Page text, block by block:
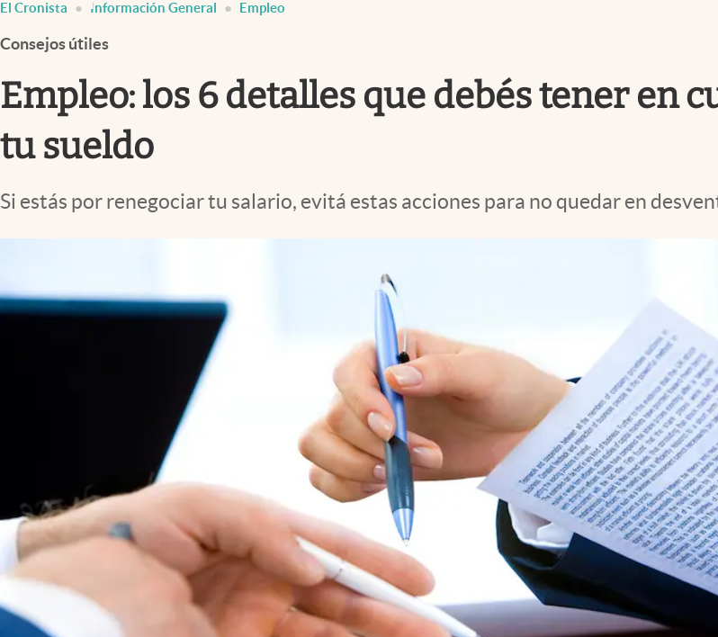
Infotechnology
Clase
Clima
Mundial 2026
Eventos Corporativos
El Cronista Información General Empleo
Consejos útiles
Empleo: los 6 detalles que debés tener en
tu sueldo
Si estás por renegociar tu salario, evitá estas acciones para no quedar en